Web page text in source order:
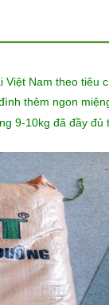
Nam theo tiêu
thêm ngon
9-10kg đã đầy đủ